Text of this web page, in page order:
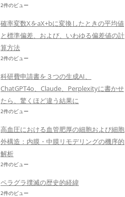
2件のビュー
確率変数XをaX+bに変換したときの平均値
と標準偏差、および、いわゆる偏差値の計
算方法
2件のビュー
科研費申請書を３つの生成AI、
ChatGPT4o、Claude、Perplexityに書かせ
たら、驚くほど違う結果に
2件のビュー
高血圧における血管肥厚の細胞および細胞
外構造：内膜・中膜リモデリングの機序的
解析
2件のビュー
ペラグラ撲滅の歴史的経緯
2件のビュー